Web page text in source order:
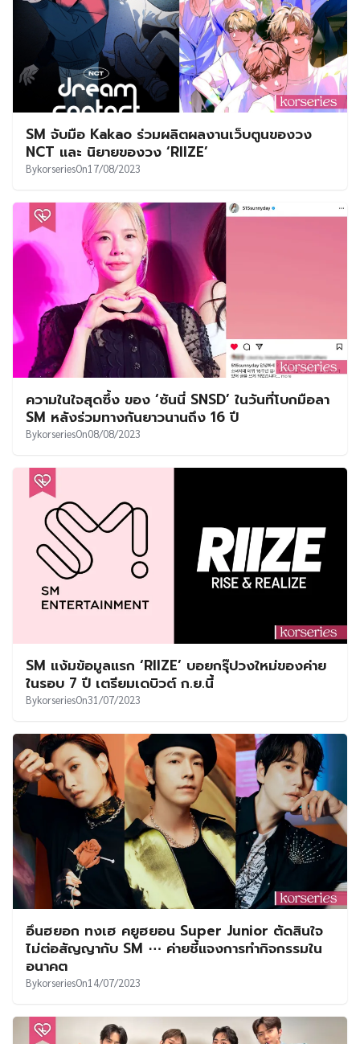
SM จับมือ Kakao ร่วมผลิตผลงานเว็บตูนของวง
NCT และ นิยายของวง ‘RIIZE’
BykorseriesOn17/08/2023
ความในใจสุดซึ้ง ของ ‘ซันนี่ SNSD’ ในวันที่โบกมือลา
SM หลังร่วมทางกันยาวนานถึง 16 ปี
BykorseriesOn08/08/2023
SM แง้มข้อมูลแรก ‘RIIZE’ บอยกรุ๊ปวงใหม่ของค่าย
ในรอบ 7 ปี เตรียมเดบิวต์ ก.ย.นี้
BykorseriesOn31/07/2023
อึนฮยอก ทงเฮ คยูฮยอน Super Junior ตัดสินใจ
ไม่ต่อสัญญากับ SM ⋯ ค่ายชี้แจงการทำกิจกรรมใน
อนาคต
BykorseriesOn14/07/2023